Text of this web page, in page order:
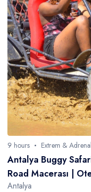
9 hours Extrem &
Antalya Buggy
Road Macerası |
Antalya